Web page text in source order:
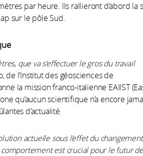
par heure. Ils rallieront d’abord la
sur le pôle Sud.
que va s’effectuer le gros du travail
de l’Institut des géosciences de
la mission franco-italienne EAIIST
qu’aucun scientifique n’a encore
d’actualité.
actuelle sous l’effet du changement
est crucial pour le futur